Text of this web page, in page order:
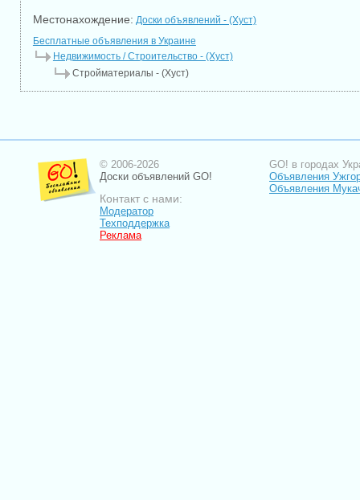
Местонахождение: Доски объявлений - (Хуст)
Бесплатные объявления в Украине
Недвижимость / Строительство - (Хуст)
Стройматериалы - (Хуст)
© 2006-2026
Доски объявлений GO!
Контакт с нами:
Модератор
Техподдержка
Реклама
GO! в городах
Объявления
Объявления